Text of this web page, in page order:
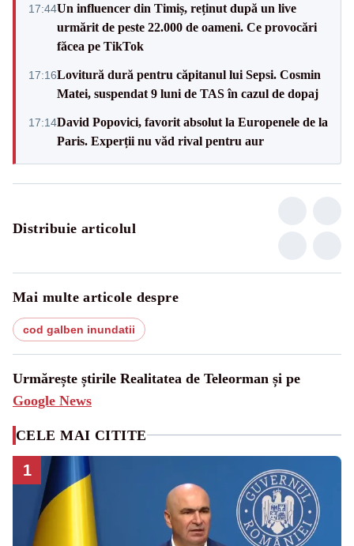
17:44Un influencer din Timiș, reținut după un live
urmărit de peste 22.000 de oameni. Ce provocări
făcea pe TikTok
17:16Lovitură dură pentru căpitanul lui Sepsi. Cosmin
Matei, suspendat 9 luni de TAS în cazul de dopaj
17:14David Popovici, favorit absolut la Europenele de la
Paris. Experții nu văd rival pentru aur
Distribuie articolul
Mai multe articole despre
cod galben inundatii
Urmărește știrile Realitatea de Teleorman și pe
Google News
CELE MAI CITITE
1